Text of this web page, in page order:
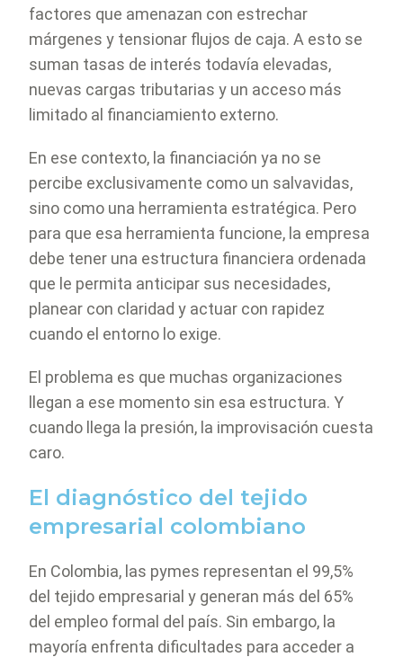
factores que amenazan con estrechar
márgenes y tensionar flujos de caja. A esto se
suman tasas de interés todavía elevadas,
nuevas cargas tributarias y un acceso más
limitado al financiamiento externo.
En ese contexto, la financiación ya no se
percibe exclusivamente como un salvavidas,
sino como una herramienta estratégica. Pero
para que esa herramienta funcione, la empresa
debe tener una estructura financiera ordenada
que le permita anticipar sus necesidades,
planear con claridad y actuar con rapidez
cuando el entorno lo exige.
El problema es que muchas organizaciones
llegan a ese momento sin esa estructura. Y
cuando llega la presión, la improvisación cuesta
caro.
El diagnóstico del tejido
empresarial colombiano
En Colombia, las pymes representan el 99,5%
del tejido empresarial y generan más del 65%
del empleo formal del país. Sin embargo, la
mayoría enfrenta dificultades para acceder a